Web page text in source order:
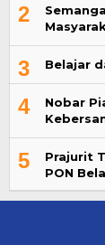
2
3 Belajar
4
Nobar
5
Prajurit
PON